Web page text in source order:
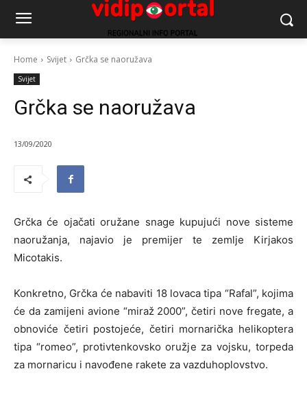
Home Svijet Grčka se naoružava
Svijet
Grčka se naoružava
13/09/2020
Grčka će ojačati oružane snage kupujući nove sisteme
naoružanja, najavio je premijer te zemlje Kirjakos
Micotakis.
Konkretno, Grčka će nabaviti 18 lovaca tipa “Rafal”, kojima
će da zamijeni avione “miraž 2000”, četiri nove fregate, a
obnoviće četiri postojeće, četiri mornarička helikoptera
tipa “romeo”, protivtenkovsko oružje za vojsku, torpeda
za mornaricu i navođene rakete za vazduhoplovstvo.